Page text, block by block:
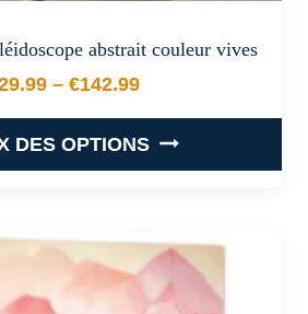
abstrait couleur vives
– €142.99
Plage de prix : €29.99 à
DES OPTIONS
a
plusieurs
variations.